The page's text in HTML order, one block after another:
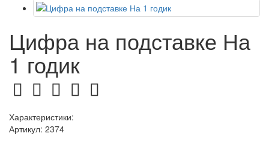
Цифра на подставке На
1 годик
Характеристики:
Артикул: 2374